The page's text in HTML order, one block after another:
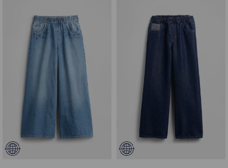
Calzas